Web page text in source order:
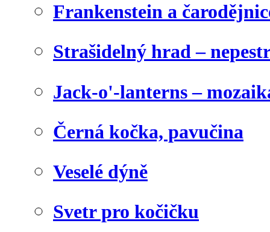
Frankenstein a
Strašidelný hrad –
Jack-o'-lanterns –
Černá kočka, pavučina
Veselé dýně
Svetr pro kočičku